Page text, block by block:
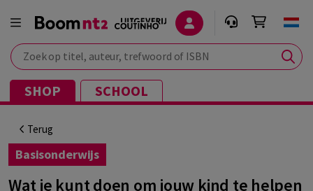
Zoek op titel, auteur, trefwoord of ISBN
SHOP SCHOOL
Terug
Basisonderwijs
Wat je kunt doen om jouw kind te helpen